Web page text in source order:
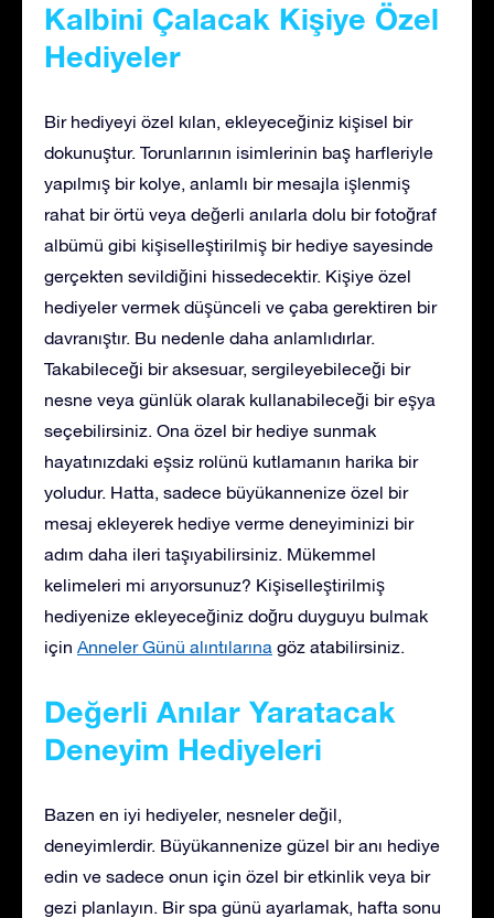
Kalbini Çalacak Kişiye Özel
Hediyeler
Bir hediyeyi özel kılan, ekleyeceğiniz kişisel bir
dokunuştur. Torunlarının isimlerinin baş harfleriyle
yapılmış bir kolye, anlamlı bir mesajla işlenmiş
rahat bir örtü veya değerli anılarla dolu bir fotoğraf
albümü gibi kişiselleştirilmiş bir hediye sayesinde
gerçekten sevildiğini hissedecektir. Kişiye özel
hediyeler vermek düşünceli ve çaba gerektiren bir
davranıştır. Bu nedenle daha anlamlıdırlar.
Takabileceği bir aksesuar, sergileyebileceği bir
nesne veya günlük olarak kullanabileceği bir eşya
seçebilirsiniz. Ona özel bir hediye sunmak
hayatınızdaki eşsiz rolünü kutlamanın harika bir
yoludur. Hatta, sadece büyükannenize özel bir
mesaj ekleyerek hediye verme deneyiminizi bir
adım daha ileri taşıyabilirsiniz. Mükemmel
kelimeleri mi arıyorsunuz? Kişiselleştirilmiş
hediyenize ekleyeceğiniz doğru duyguyu bulmak
için Anneler Günü alıntılarına göz atabilirsiniz.
Değerli Anılar Yaratacak
Deneyim Hediyeleri
Bazen en iyi hediyeler, nesneler değil,
deneyimlerdir. Büyükannenize güzel bir anı hediye
edin ve sadece onun için özel bir etkinlik veya bir
gezi planlayın. Bir spa günü ayarlamak, hafta sonu